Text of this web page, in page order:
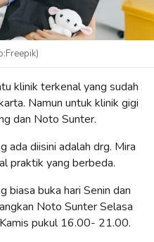
klinik terkenal yang sudah
Namun untuk klinik gigi
dan Noto Sunter.
ada diisini adalah drg. Mira
praktik yang berbeda.
biasa buka hari Senin dan
Noto Sunter Selasa
pukul 16.00- 21.00.